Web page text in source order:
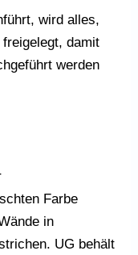
wird alles,
damit
werden
Farbe
in
UG behält